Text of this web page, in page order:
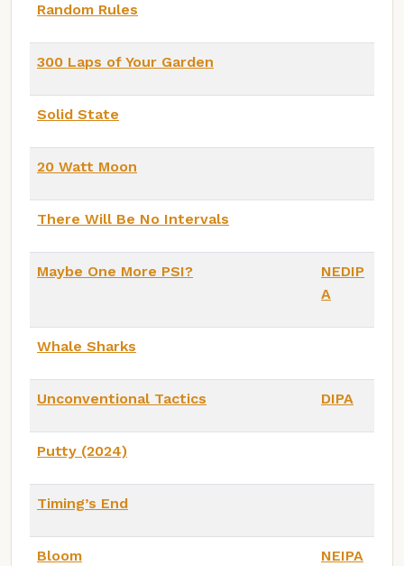
Random Rules
300 Laps of Your Garden
Solid State
20 Watt Moon
There Will Be No Intervals
Maybe One More PSI?
NEDIP
A
Whale Sharks
Unconventional Tactics DIPA
Putty (2024)
Timing’s End
Bloom NEIPA